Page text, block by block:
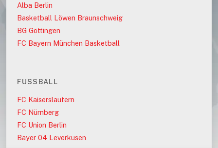
Alba Berlin
Basketball Löwen Braunschweig
BG Göttingen
FC Bayern München Basketball
FUSSBALL
FC Kaiserslautern
FC Nürnberg
FC Union Berlin
Bayer 04 Leverkusen